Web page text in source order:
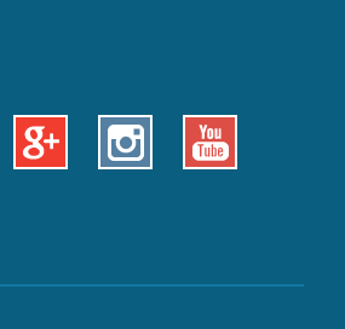
Google+ Instagram Youtube